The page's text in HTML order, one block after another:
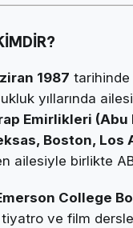
1987 tarihinde
yıllarında
Emirlikleri
Boston, Los
ailesiyle birlikte
College
tiyatro ve film